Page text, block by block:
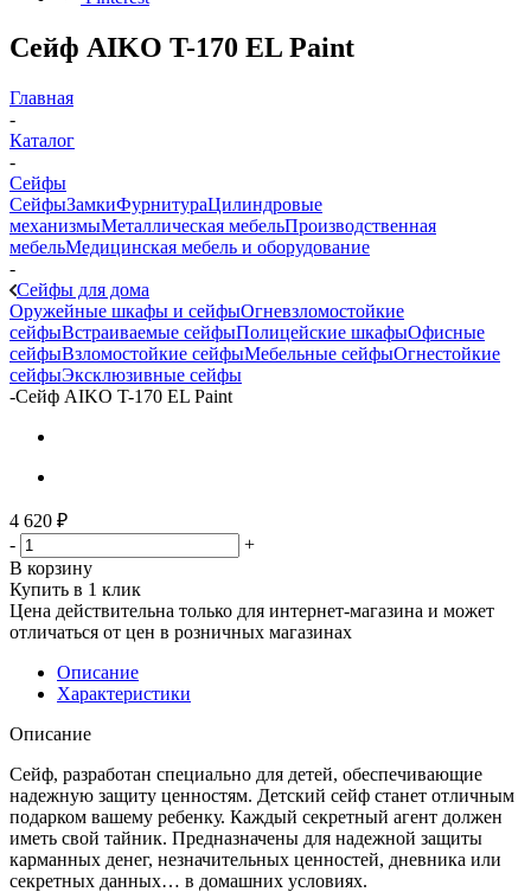
Сейф AIKO T-170 EL Paint
Главная
-
Каталог
-
Сейфы
СейфыЗамкиФурнитураЦилиндровые
механизмыМеталлическая мебельПроизводственная
мебельМедицинская мебель и оборудование
-
Сейфы для дома
Оружейные шкафы и сейфыОгневзломостойкие
сейфыВстраиваемые сейфыПолицейские шкафыОфисные
сейфыВзломостойкие сейфыМебельные сейфыОгнестойкие
сейфыЭксклюзивные сейфы
-Сейф AIKO T-170 EL Paint
4 620 ₽
-
+
В корзину
Купить в 1 клик
Цена действительна только для интернет-магазина и может
отличаться от цен в розничных магазинах
Описание
Характеристики
Описание
Сейф, разработан специально для детей, обеспечивающие
надежную защиту ценностям. Детский сейф станет отличным
подарком вашему ребенку. Каждый секретный агент должен
иметь свой тайник. Предназначены для надежной защиты
карманных денег, незначительных ценностей, дневника или
секретных данных… в домашних условиях.